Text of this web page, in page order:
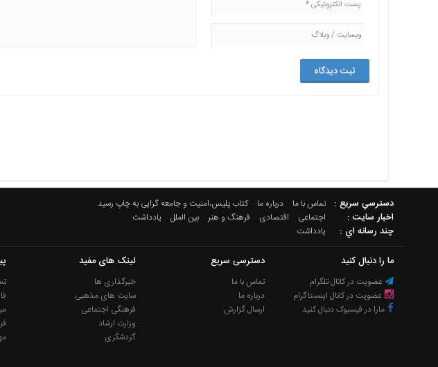
دسترسي سريع : تماس با ما درباره ما کتاب پلیس،امنیت و جامعه گرایی به چاپ رسید
اخبار سایت : اجتماعی اقتصادی فرهنگ و هنر بین الملل یادداشت
چند رسانه اي : یادداشت
ما را دنبال کنید
عضویت در کانال تلگرام
عضویت در کانال اینستاگرام
مارا در فیسبوک دنبال کنید
دسترسی سریع
تماس با ما
درباره ما
ارسال گزارش
لینک های مفید
خبرگذاری ها
سایت های مذهبی
فرهنگی اجتماعی
وزارت ارشاد
گردشگری